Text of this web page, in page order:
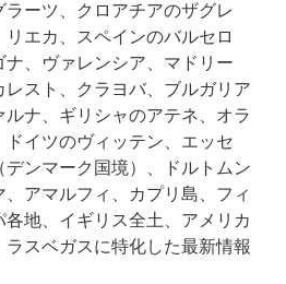
ーツ、クロアチアのザグレ
エカ、スペインのバルセロ
、ヴァレンシア、マドリー
レスト、クラヨバ、ブルガリア
ナ、ギリシャのアテネ、オラ
ドイツのヴィッテン、エッセ
デンマーク国境）、ドルトムン
、アマルフィ、カプリ島、フィ
地、イギリス全土、アメリカ
スベガスに特化した最新情報